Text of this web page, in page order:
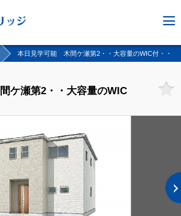
本日見学可能 木間ケ瀬第2・・大容量のWIC付・・
ケ瀬第2・・大容量のWIC